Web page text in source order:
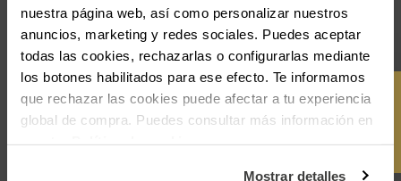
nuestra página web, así como personalizar nuestros
anuncios, marketing y redes sociales. Puedes aceptar
todas las cookies, rechazarlas o configurarlas mediante
los botones habilitados para ese efecto. Te informamos
que rechazar las cookies puede afectar a tu experiencia
global de compra. Puedes consultar más información en
Mostrar detalles
Cumplimiento Normativo de Seguridad
Y OBTÉN
-10%